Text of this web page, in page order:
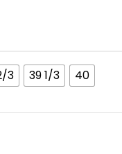
3 39 1/3 40